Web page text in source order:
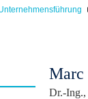
Marc
Dr.-Ing.,